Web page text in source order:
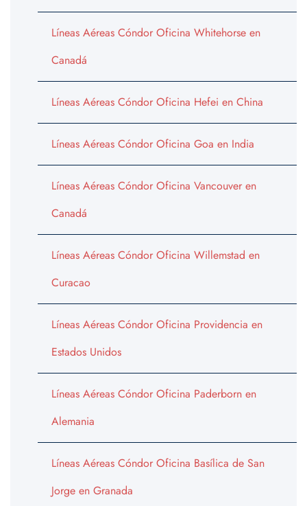
Líneas Aéreas Cóndor Oficina Whitehorse en
Canadá
Líneas Aéreas Cóndor Oficina Hefei en China
Líneas Aéreas Cóndor Oficina Goa en India
Líneas Aéreas Cóndor Oficina Vancouver en
Canadá
Líneas Aéreas Cóndor Oficina Willemstad en
Curacao
Líneas Aéreas Cóndor Oficina Providencia en
Estados Unidos
Líneas Aéreas Cóndor Oficina Paderborn en
Alemania
Líneas Aéreas Cóndor Oficina Basílica de San
Jorge en Granada